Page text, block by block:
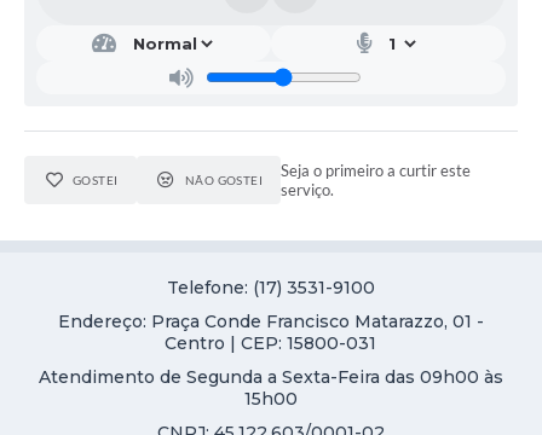
GOSTEI NÃO GOSTEI
Seja o primeiro a curtir este
serviço.
Telefone: (17) 3531-9100
Endereço: Praça Conde Francisco Matarazzo, 01 -
Centro | CEP: 15800-031
Atendimento de Segunda a Sexta-Feira das 09h00 às
15h00